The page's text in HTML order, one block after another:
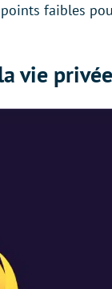
faibles
vie privée